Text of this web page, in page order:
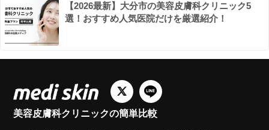
【2026最新】大分市の美容皮膚科クリニック5
選！おすすめ人気医院だけを厳選紹介！
美容皮膚科クリニックの簡単比較